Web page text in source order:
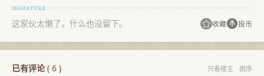
这家伙太懒了，什么也没留下。 收藏 投币
已有评论( 6 ) 只看楼主 倒序